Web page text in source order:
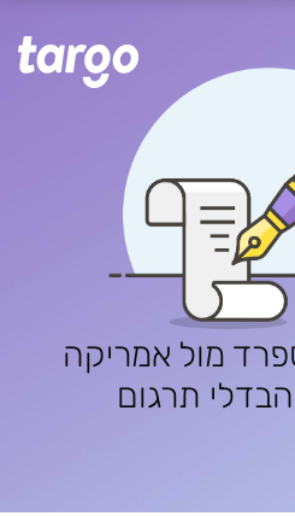
מול אמריקה
תרגום